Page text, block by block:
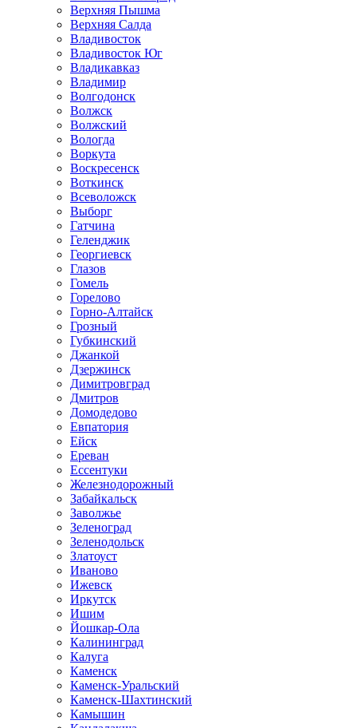
Верхняя Пышма
Верхняя Салда
Владивосток
Владивосток Юг
Владикавказ
Владимир
Волгодонск
Волжск
Волжский
Вологда
Воркута
Воскресенск
Воткинск
Всеволожск
Выборг
Гатчина
Геленджик
Георгиевск
Глазов
Гомель
Горелово
Горно-Алтайск
Грозный
Губкинский
Джанкой
Дзержинск
Димитровград
Дмитров
Домодедово
Евпатория
Ейск
Ереван
Ессентуки
Железнодорожный
Забайкальск
Заволжье
Зеленоград
Зеленодольск
Златоуст
Иваново
Ижевск
Иркутск
Ишим
Йошкар-Ола
Калининград
Калуга
Каменск
Каменск-Уральский
Каменск-Шахтинский
Камышин